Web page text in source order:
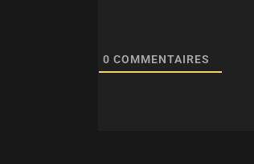
0 COMMENTAIRES